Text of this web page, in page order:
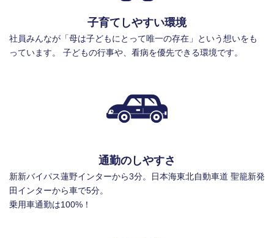
子育てしやすい環境
社員みんなが「母は子どもにとって唯一の存在」という想いをも
っています。 子どもの行事や、看病を優先できる環境です。
通勤のしやすさ
新新バイパス蓮野インターから3分。日本海東北自動車道 聖籠新発
田インターから車で5分。
乗用車通勤は100%！